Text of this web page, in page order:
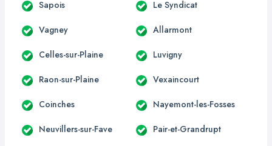
Sapois Le Syndicat
Vagney Allarmont
Celles-sur-Plaine Luvigny
Raon-sur-Plaine Vexaincourt
Coinches Nayemont-les-Fosses
Neuvillers-sur-Fave Pair-et-Grandrupt